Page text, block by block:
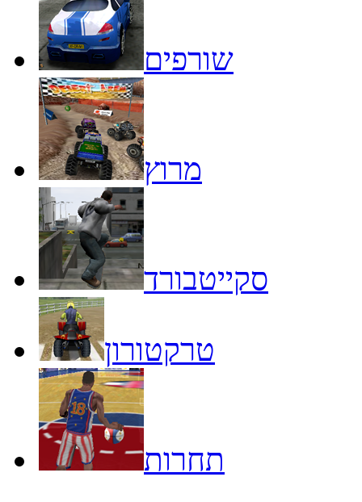
שורפים
מרוץ
סקייטבורד
טרקטורון
תחרות